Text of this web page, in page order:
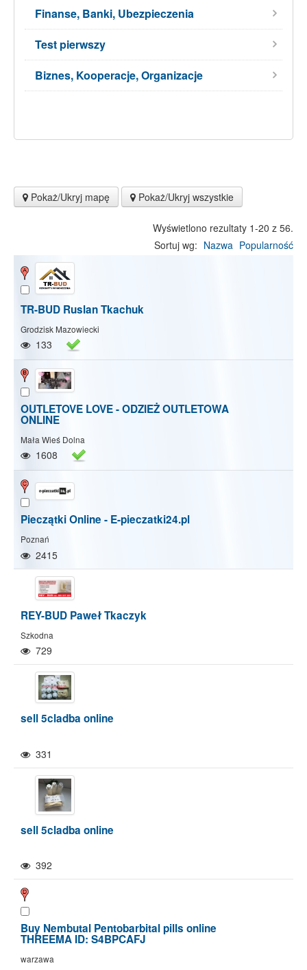
Finanse, Banki, Ubezpieczenia
Test pierwszy
Biznes, Kooperacje, Organizacje
Pokaż/Ukryj mapę Pokaż/Ukryj wszystkie
Pokaż/Ukryj mapę
Wyświetlono rezultaty 1-20 z 56.
Sortuj wg: Nazwa Popularność
TR-BUD Ruslan Tkachuk
Grodzisk Mazowiecki
133
OUTLETOVE LOVE - ODZIEŻ OUTLETOWA
ONLINE
Mała Wieś Dolna
1608
Pieczątki Online - E-pieczatki24.pl
Poznań
2415
REY-BUD Paweł Tkaczyk
Szkodna
729
sell 5cladba online
331
sell 5cladba online
392
Buy Nembutal Pentobarbital pills online
THREEMA ID: S4BPCAFJ
warzawa